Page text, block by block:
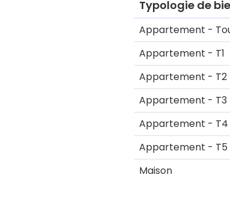
Typologie de
Appartement -
Appartement - T1
Appartement - T2
Appartement - T3
Appartement - T4
Appartement - T5
Maison